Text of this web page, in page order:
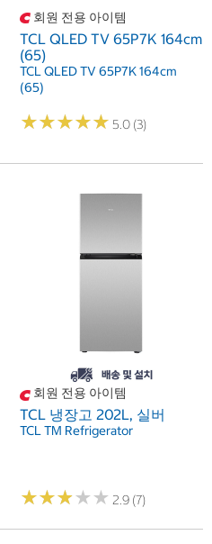
회원 전용 아이템
TCL QLED TV 65P7K 164cm
(65)
TCL QLED TV 65P7K 164cm
(65)
★★★★★
★★★★★ 5.0 (3)
회원 전용 아이템
TCL 냉장고 202L, 실버
TCL TM Refrigerator
★★★★★
★★★★★ 2.9 (7)